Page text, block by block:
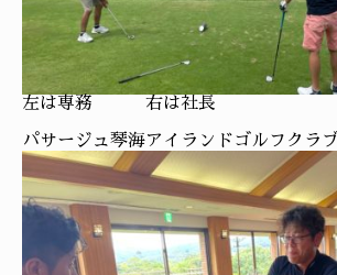
左は専務 右は社長
パサージュ琴海アイランドゴルフクラブ